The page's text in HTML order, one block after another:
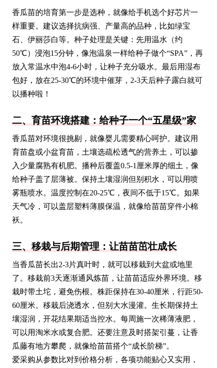
香瓜苗的培育第一步是选种，就像给手机选个好芯片一
样重要。建议选择抗病强、产量高的品种，比如绿宝
石、伊丽莎白等。种子处理是关键：先用温水（约
50℃）浸泡15分钟，像泡温泉一样给种子做个“SPA”，再
放入常温水中泡4-6小时，让种子充分吸水。最后用湿布
包好，放在25-30℃的环境中催芽，2-3天后种子露白就可
以播种啦！
二、育苗环境搭建：给种子一个“五星级”家
香瓜苗对环境很挑剔，就像婴儿需要精心呵护。建议用
育苗盘或小盆育苗，土壤选疏松透气的营养土，可以掺
入少量腐熟有机肥。播种后覆盖0.5-1厘米厚的细土，像
给种子盖了层薄被。保持土壤湿润但别积水，可以用喷
雾瓶喷水。温度控制在20-25℃，夜间不低于15℃。如果
天气冷，可以盖层塑料薄膜保温，就像给苗苗穿件小棉
袄。
三、移栽与后期管理：让苗苗茁壮成长
当香瓜苗长出2-3片真叶时，就可以移栽到大盆或地里
了。移栽前3天逐渐通风炼苗，让苗苗适应外界环境。移
栽时带土坨，避免伤根。株距保持在30-40厘米，行距50-
60厘米。移栽后浇透水，但别大水漫灌。生长期保持土
壤湿润，开花结果期适当控水。每周施一次稀薄液肥，
可以用淘米水或复合肥。还要注意及时搭架引蔓，让香
瓜藤有地方攀爬，就像给苗苗搭个“成长阶梯”。
爱采购从参数比对到价格分析，各项功能贴心又实用，